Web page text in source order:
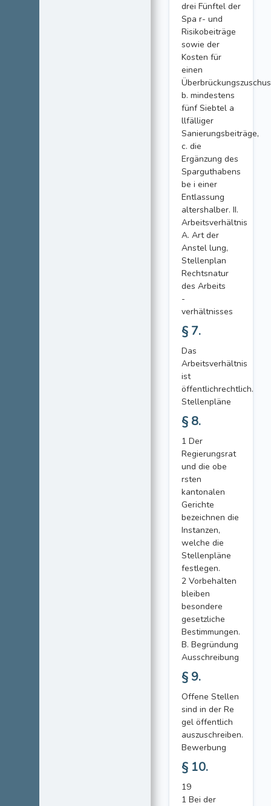
drei Fünftel der
Spa r- und
Risikobeiträge
sowie der
Kosten für
einen
b. mindestens
fünf Siebtel a
llfälliger
Sanierungsbeiträge,
c. die
Ergänzung des
Sparguthabens
be i einer
Entlassung
altershalber. II.
Arbeitsverhältnis
A. Art der
Anstel lung,
Stellenplan
Rechtsnatur
des Arbeits
-
verhältnisses
§ 7.
Das
Arbeitsverhältnis
ist
öffentlichrechtlich.
Stellenpläne
§ 8.
1 Der
Regierungsrat
und die obe
rsten
kantonalen
Gerichte
bezeichnen die
Instanzen,
welche die
Stellenpläne
festlegen.
2 Vorbehalten
bleiben
besondere
gesetzliche
Bestimmungen.
B. Begründung
Ausschreibung
§ 9.
Offene Stellen
sind in der Re
gel öffentlich
auszuschreiben.
Bewerbung
§ 10.
19
1 Bei der